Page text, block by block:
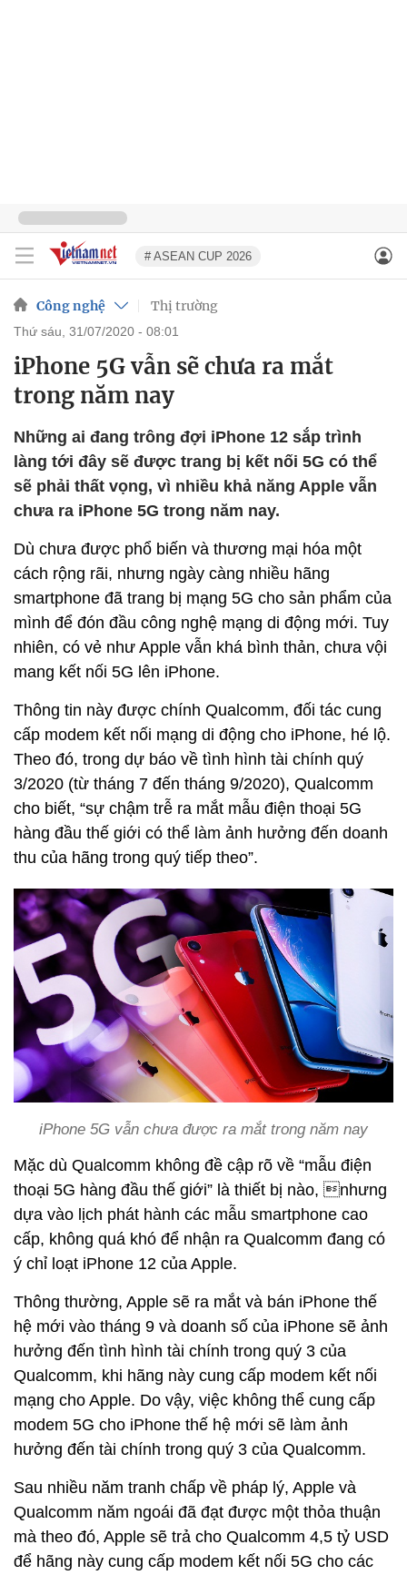
# ASEAN CUP 2026
Công nghệ Thị trường
thứ sáu, 31/07/2020 - 08:01
iPhone 5G vẫn sẽ chưa ra mắt
trong năm nay
Những ai đang trông đợi iPhone 12 sắp trình
làng tới đây sẽ được trang bị kết nối 5G có thể
sẽ phải thất vọng, vì nhiều khả năng Apple vẫn
chưa ra iPhone 5G trong năm nay.
Dù chưa được phổ biến và thương mại hóa một
cách rộng rãi, nhưng ngày càng nhiều hãng
smartphone đã trang bị mạng 5G cho sản phẩm của
mình để đón đầu công nghệ mạng di động mới. Tuy
nhiên, có vẻ như Apple vẫn khá bình thản, chưa vội
mang kết nối 5G lên iPhone.
Thông tin này được chính Qualcomm, đối tác cung
cấp modem kết nối mạng di động cho iPhone, hé lộ.
Theo đó, trong dự báo về tình hình tài chính quý
3/2020 (từ tháng 7 đến tháng 9/2020), Qualcomm
cho biết, “sự chậm trễ ra mắt mẫu điện thoại 5G
hàng đầu thế giới có thể làm ảnh hưởng đến doanh
thu của hãng trong quý tiếp theo”.
iPhone 5G vẫn chưa được ra mắt trong năm nay
Mặc dù Qualcomm không đề cập rõ về “mẫu điện
thoại 5G hàng đầu thế giới” là thiết bị nào, nhưng
dựa vào lịch phát hành các mẫu smartphone cao
cấp, không quá khó để nhận ra Qualcomm đang có
ý chỉ loạt iPhone 12 của Apple.
Thông thường, Apple sẽ ra mắt và bán iPhone thế
hệ mới vào tháng 9 và doanh số của iPhone sẽ ảnh
hưởng đến tình hình tài chính trong quý 3 của
Qualcomm, khi hãng này cung cấp modem kết nối
mạng cho Apple. Do vậy, việc không thể cung cấp
modem 5G cho iPhone thế hệ mới sẽ làm ảnh
hưởng đến tài chính trong quý 3 của Qualcomm.
Sau nhiều năm tranh chấp về pháp lý, Apple và
Qualcomm năm ngoái đã đạt được một thỏa thuận
mà theo đó, Apple sẽ trả cho Qualcomm 4,5 tỷ USD
để hãng này cung cấp modem kết nối 5G cho các